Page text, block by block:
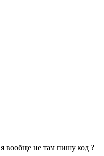
вообще не там пишу код ?